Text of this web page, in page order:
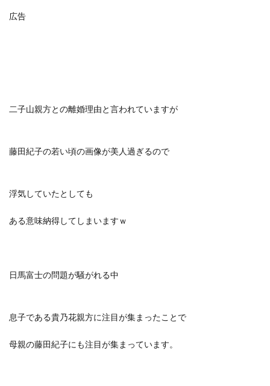
広告
二子山親方との離婚理由と言われていますが
藤田紀子の若い頃の画像が美人過ぎるので
浮気していたとしても
ある意味納得してしまいますｗ
日馬富士の問題が騒がれる中
息子である貴乃花親方に注目が集まったことで
母親の藤田紀子にも注目が集まっています。